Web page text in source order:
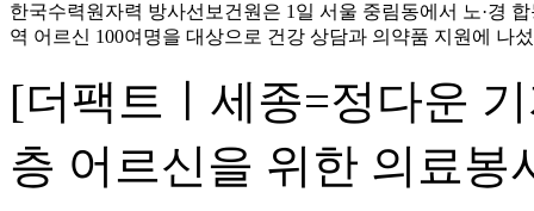
한국수력원자력 방사선보건원은 1일 서울 중림동에서 노·경
역 어르신 100여명을 대상으로 건강 상담과 의약품 지원에 나
[더팩트ㅣ세종=정다운
층 어르신을 위한 의료봉